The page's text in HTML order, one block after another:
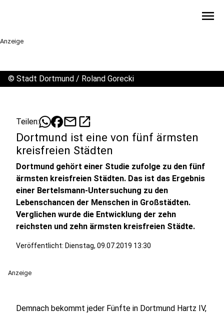
menu
Anzeige
© Stadt Dortmund / Roland Gorecki
Teilen: mailopen_in_new
Dortmund ist eine von fünf ärmsten
kreisfreien Städten
Dortmund gehört einer Studie zufolge zu den fünf
ärmsten kreisfreien Städten. Das ist das Ergebnis
einer Bertelsmann-Untersuchung zu den
Lebenschancen der Menschen in Großstädten.
Verglichen wurde die Entwicklung der zehn
reichsten und zehn ärmsten kreisfreien Städte.
Veröffentlicht: Dienstag, 09.07.2019 13:30
Anzeige
Demnach bekommt jeder Fünfte in Dortmund Hartz IV,